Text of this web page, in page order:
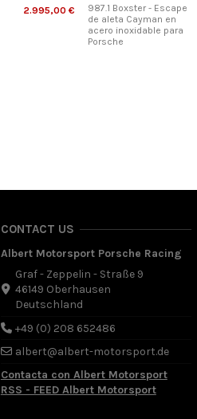
2.995,00 €
987.1 Boxster - Escape
de aleta Cayman en
acero inoxidable para
Porsche
CONTACT US
Albert Motorsport Porsche Racing
Graf - Zeppelin - Straße 9
46149 Oberhausen
Deutschland
+49 (0) 208 652486
albert@albert-motorsport.de
Contacta con Albert Motorsport
RSS - FEED Albert Motorsport